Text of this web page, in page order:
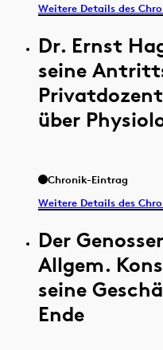
Weitere Details des
Dr. Ernst
seine
über
Chronik-Eintrag
Weitere Details des
Der
Allgem.
seine
Ende